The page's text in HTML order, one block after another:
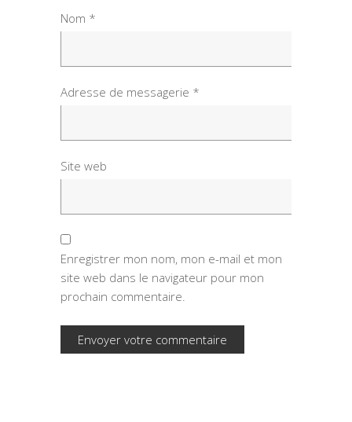
Nom *
Adresse de messagerie *
Site web
Enregistrer mon nom, mon e-mail et mon
site web dans le navigateur pour mon
prochain commentaire.